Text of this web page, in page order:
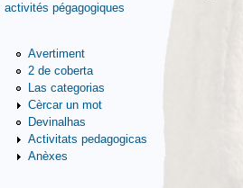
activités pégagogiques
Avertiment
2 de coberta
Las categorias
Cèrcar un mot
Devinalhas
Activitats pedagogicas
Anèxes